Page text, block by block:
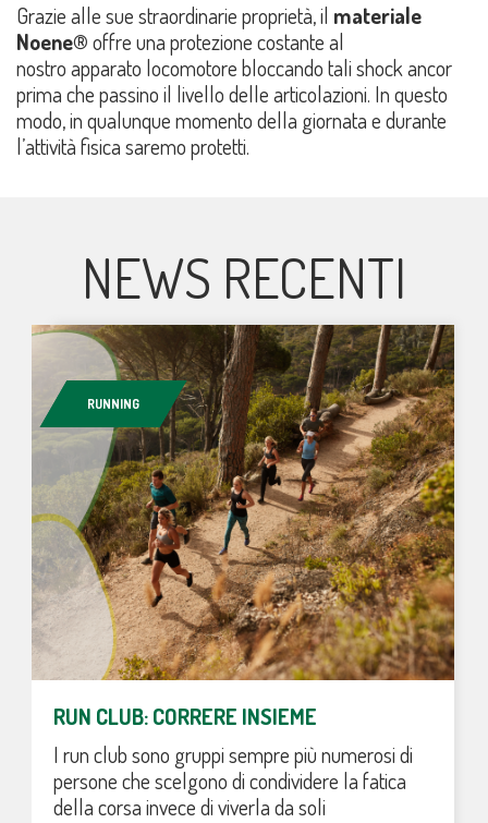
Grazie alle sue straordinarie proprietà, il materiale
Noene®offre una protezione costante al
nostro apparato locomotore bloccando tali shock ancor
prima che passino il livello delle articolazioni. In questo
modo, in qualunque momento della giornata e durante
l’attività fisica saremo protetti.
NEWS RECENTI
RUNNING
RUN CLUB: CORRERE INSIEME
I run club sono gruppi sempre più numerosi di
persone che scelgono di condividere la fatica
della corsa invece di viverla da soli